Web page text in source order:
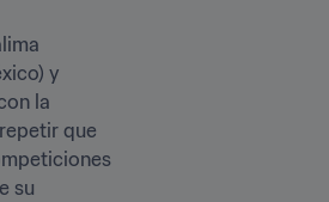
y
la
que
su